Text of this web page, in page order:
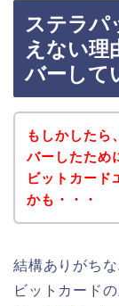
ステラパ
えない理
バーして
もしかしたら
バーしたため
ビットカード
かも・・・
結構ありがち
ビットカード